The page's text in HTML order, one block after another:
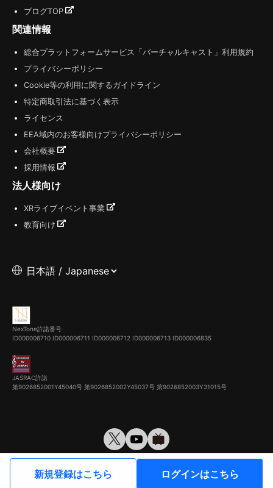
新規登録はこちら ログインはこちら
ブログTOP
関連情報
総合プラットフォームサービス「バーチャルキャスト」利用規約
プライバシーポリシー
Cookie等の利用に関するガイドライン
特定商取引法に基づく表示
ライセンス
EEA域内のお客様向けプライバシーポリシー
会社概要
採用情報
法人様向け
XRライブイベント事業
教育向け
NexTone許諾番号
ID000006710 ID000006711 ID000006712 ID000006713 ID000006835
JASRAC許諾
第9026852001Y45040号 第9026852002Y45037号 第9026852003Y31015号
© VirtualCast, Inc. All rights reserved.